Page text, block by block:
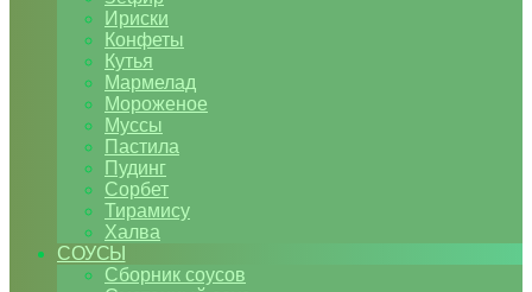
Ириски
Конфеты
Кутья
Мармелад
Мороженое
Муссы
Пастила
Пудинг
Сорбет
Тирамису
Халва
СОУСЫ
Сборник соусов